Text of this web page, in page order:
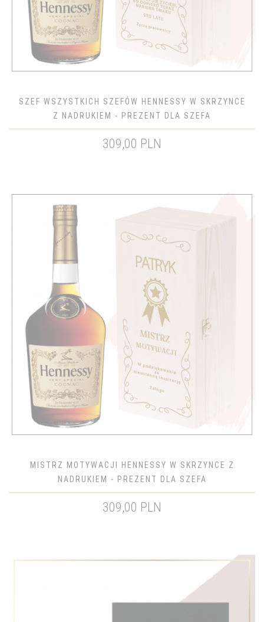
SZEF WSZYSTKICH SZEFÓW HENNESSY W SKRZYNCE
Z NADRUKIEM - PREZENT DLA SZEFA
309,00 PLN
MISTRZ MOTYWACJI HENNESSY W SKRZYNCE Z
NADRUKIEM - PREZENT DLA SZEFA
309,00 PLN